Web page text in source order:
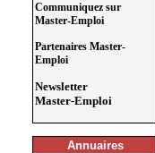
Communiquez sur
Master-Emploi
Partenaires Master-
Emploi
Newsletter
Master-Emploi
Annuaires